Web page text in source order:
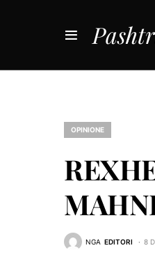
OPINIONE
NGA EDITORI 8